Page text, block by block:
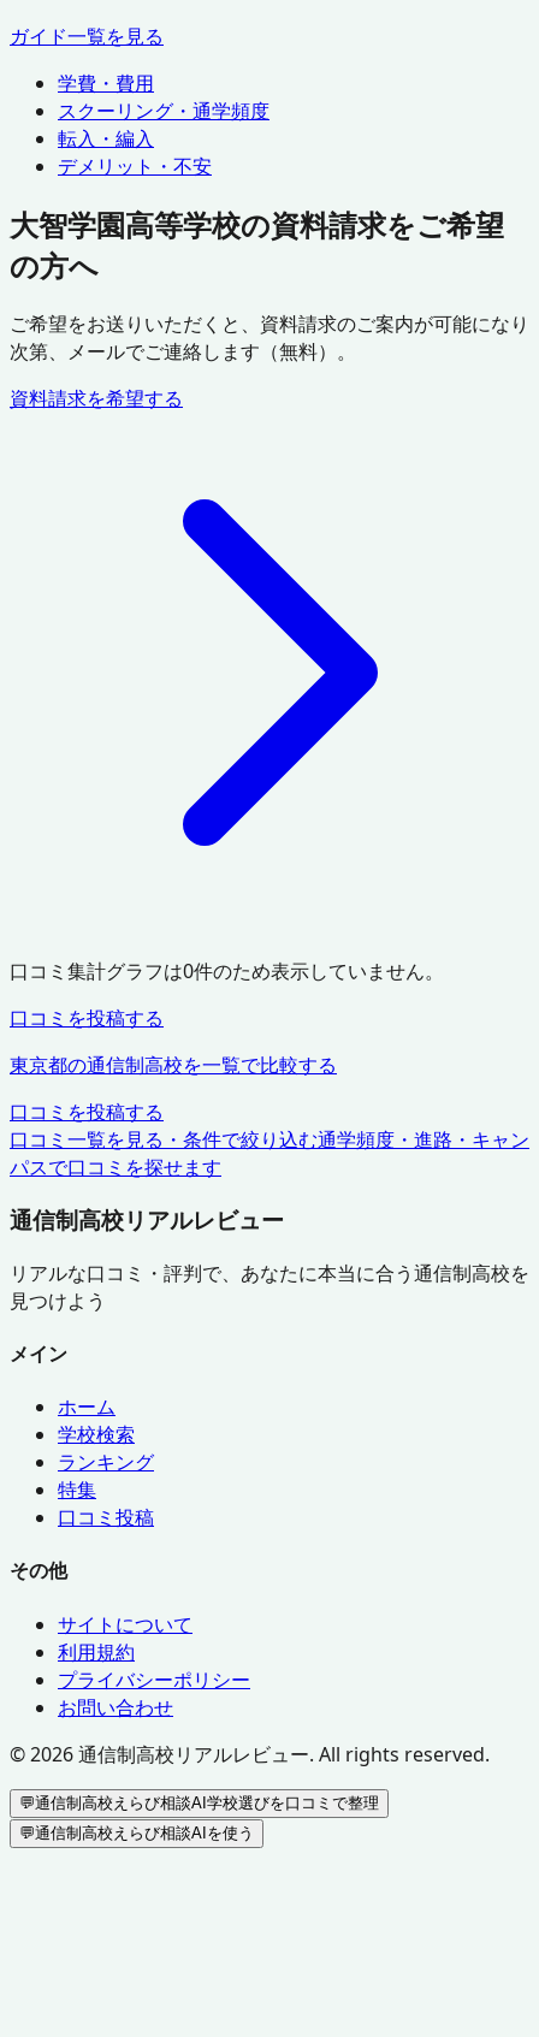
ガイド一覧を見る
学費・費用
スクーリング・通学頻度
転入・編入
デメリット・不安
大智学園高等学校の資料請求をご希望
の方へ
ご希望をお送りいただくと、資料請求のご案内が可能になり
次第、メールでご連絡します（無料）。
資料請求を希望する
口コミ集計グラフは0件のため表示していません。
口コミを投稿する
東京都の通信制高校を一覧で比較する
口コミを投稿する
口コミ一覧を見る・条件で絞り込む通学頻度・進路・キャン
パスで口コミを探せます
通信制高校リアルレビュー
リアルな口コミ・評判で、あなたに本当に合う通信制高校を
見つけよう
メイン
ホーム
学校検索
ランキング
特集
口コミ投稿
その他
サイトについて
利用規約
プライバシーポリシー
お問い合わせ
©2026通信制高校リアルレビュー. All rights reserved.
💬通信制高校えらび相談AI学校選びを口コミで整理
💬通信制高校えらび相談AIを使う